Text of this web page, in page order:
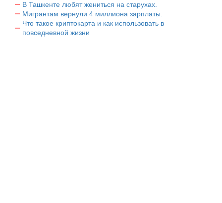
В Ташкенте любят жениться на старухах.
Мигрантам вернули 4 миллиона зарплаты.
Что такое криптокарта и как использовать в
повседневной жизни